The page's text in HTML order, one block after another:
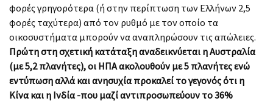
φορές γρηγορότερα (ή στην περίπτωση των Ελλήνων 2,5
φορές ταχύτερα) από τον ρυθμό με τον οποίο τα
οικοσυστήματα μπορούν να αναπληρώσουν τις απώλειες.
Πρώτη στη σχετική κατάταξη αναδεικνύεται η Αυστραλία
(με 5,2 πλανήτες), οι ΗΠΑ ακολουθούν με 5 πλανήτες ενώ
εντύπωση αλλά και ανησυχία προκαλεί το γεγονός ότι η
Κίνα και η Ινδία -που μαζί αντιπροσωπεύουν το 36%